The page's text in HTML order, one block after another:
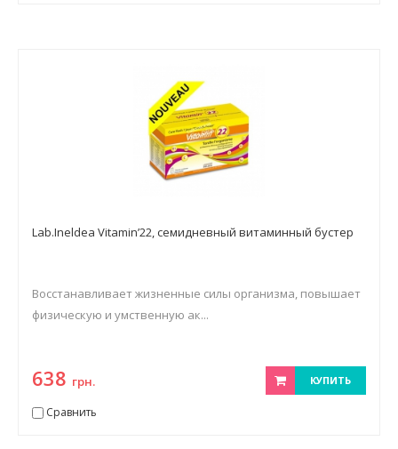
Lab.Ineldea Vitamin’22, семидневный витаминный бустер
Восстанавливает жизненные силы организма, повышает
физическую и умственную ак...
638 грн. КУПИТЬ
Сравнить